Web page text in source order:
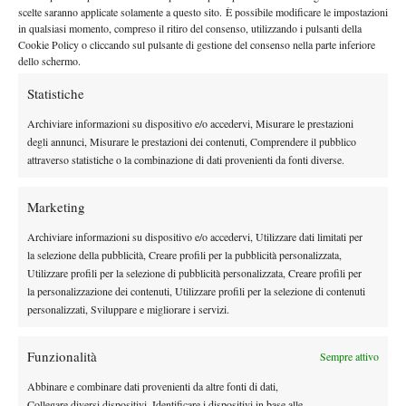
scelte saranno applicate solamente a questo sito. È possibile modificare le impostazioni
in qualsiasi momento, compreso il ritiro del consenso, utilizzando i pulsanti della
Cookie Policy o cliccando sul pulsante di gestione del consenso nella parte inferiore
dello schermo.
Statistiche
Archiviare informazioni su dispositivo e/o accedervi, Misurare le prestazioni
degli annunci, Misurare le prestazioni dei contenuti, Comprendere il pubblico
attraverso statistiche o la combinazione di dati provenienti da fonti diverse.
Marketing
Archiviare informazioni su dispositivo e/o accedervi, Utilizzare dati limitati per
la selezione della pubblicità, Creare profili per la pubblicità personalizzata,
Utilizzare profili per la selezione di pubblicità personalizzata, Creare profili per
la personalizzazione dei contenuti, Utilizzare profili per la selezione di contenuti
personalizzati, Sviluppare e migliorare i servizi.
Funzionalità Sempre attivo
Abbinare e combinare dati provenienti da altre fonti di dati,
Una carriera diversa nel modo di viverla
“Non direi che è una carriera diversa ora, ma impari durante la
carriera… adesso voglio godermi il processo, gli allenamenti, la
tensione, le vittorie. L’amore per lo sport e la competizione è
identità ma di prospettiva.
Identità tattica e costruzione del gioco
un ragazzino così quadrato tatticamente’. Capire quando c’è da
spingere, da variare, servire con un po’ più di taglio è una
chiave”.Dietro la potenza, una struttura tattica che oggi appare
più evidente e stabile.“Il mio è un gioco violento, cerco di tirare
più forte possibile, ma l’accortezza tattica è una chiave”.
Il lavoro mentale: accettare l’imperfezione
“Ho fatto un grande lavoro mentale. Pensavo che per giocare